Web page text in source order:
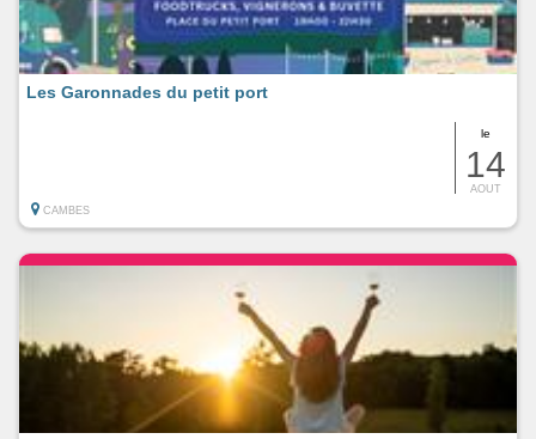
le
14
AOUT
Les Garonnades du petit port
CAMBES